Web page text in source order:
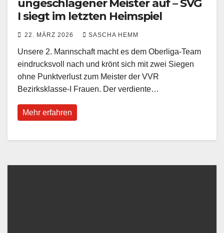
ungeschlagener Meister auf – SVG
I siegt im letzten Heimspiel
22. MÄRZ 2026 SASCHA HEMM
Unsere 2. Mannschaft macht es dem Oberliga-Team
eindrucksvoll nach und krönt sich mit zwei Siegen
ohne Punktverlust zum Meister der VVR
Bezirksklasse-I Frauen. Der verdiente…
Mehr erfahren